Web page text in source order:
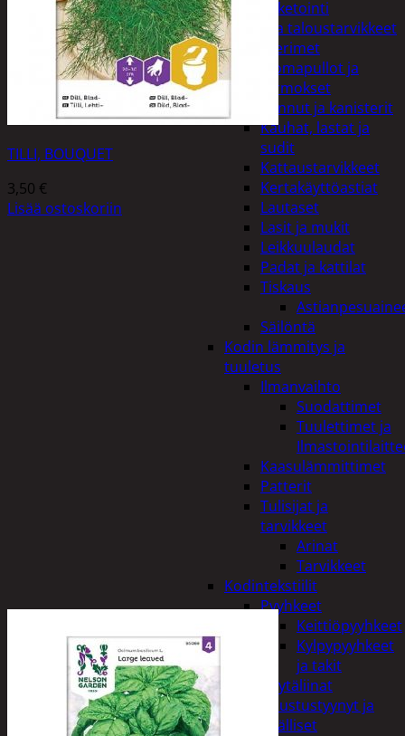
Paketointi
Keittiö ja taloustarvikkeet
Aterimet
Juomapullot ja
termokset
Kannut ja kanisterit
Kauhat, lastat ja
sudit
Kattaustarvikkeet
Kertakäyttöastiat
Lautaset
Lasit ja mukit
Leikkuulaudat
Padat ja kattilat
Tiskaus
Säilöntä
Kodin lämmitys ja
tuuletus
Ilmanvaihto
Suodattimet
Tuulettimet ja
Kaasulämmittimet
Patterit
Tulisijat ja
tarvikkeet
Arinat
Tarvikkeet
Kodintekstiilit
Pyyhkeet
Keittiöpyyhkeet
Kylpypyyhkeet
ja takit
Pöytäliinat
Sisustustyynyt ja
päälliset
TILLI, BOUQUET
3,50 €
Lisää ostoskoriin